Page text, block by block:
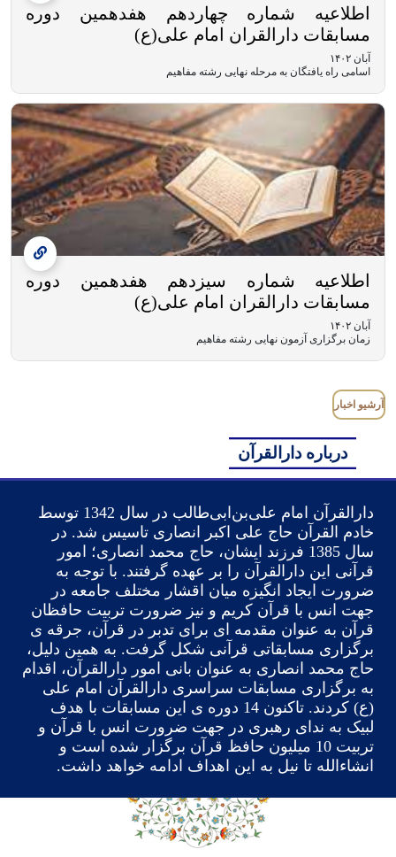
اطلاعیه شماره چهاردهم هفدهمین دوره
مسابقات دارالقران امام علی(ع)
آبان ۱۴۰۲
اسامی راه یافتگان به مرحله نهایی رشته مفاهیم
اطلاعیه شماره سیزدهم هفدهمین دوره
مسابقات دارالقران امام علی(ع)
آبان ۱۴۰۲
زمان برگزاری آزمون نهایی رشته مفاهیم
آرشیو اخبار
درباره دارالقرآن
دارالقرآن امام علی‌بن‌ابی‌طالب در سال 1342 توسط
خادم القرآن حاج علی اکبر انصاری تاسیس شد. در
سال 1385 فرزند ایشان، حاج محمد انصاری؛ امور
قرآنی این دارالقرآن را بر عهده گرفتند. با توجه به
ضرورت ایجاد انگیزه میان اقشار مختلف جامعه در
جهت انس با قرآن کریم و نیز ضرورت تربیت حافظان
قرآن به عنوان مقدمه ای برای تدبر در قرآن، جرقه ی
برگزاری مسابقاتی قرآنی شکل گرفت. به همین دلیل،
حاج محمد انصاری به عنوان بانی امور دارالقرآن، اقدام
به برگزاری مسابقات سراسری دارالقرآن امام علی
(ع) کردند. تاکنون 14 دوره ی این مسابقات با هدف
لبیک به ندای رهبری در جهت ضرورت انس با قرآن و
تربیت 10 میلیون حافظ قرآن برگزار شده است و
انشاءالله تا نیل به این اهداف ادامه خواهد داشت.